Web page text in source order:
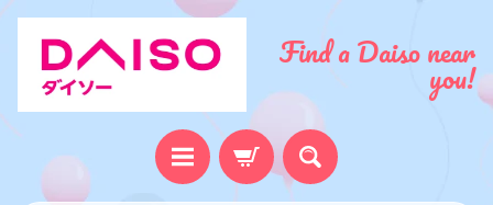
Find a Daiso near
you!